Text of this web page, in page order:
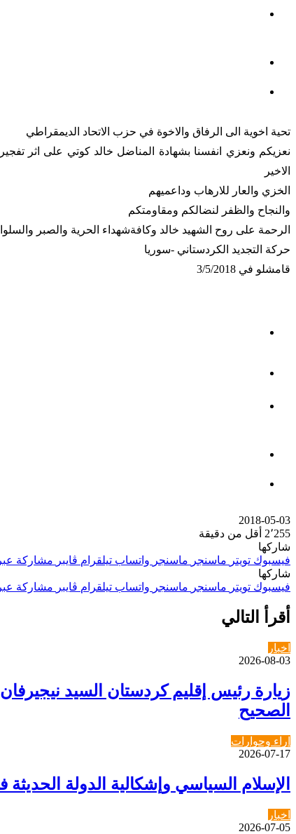
تحية اخوية الى الرفاق والاخوة في حزب الاتحاد الديمقراطي
نعزيكم ونعزي انفسنا بشهادة المناضل خالد كوتي على اثر
الاخير
الخزي والعار للارهاب وداعميهم
والنجاح والظفر لنضالكم ومقاومتكم
الرحمة على روح الشهيد خالد وكافةشهداء الحرية والصبر
حركة التجديد الكردستاني -سوريا
قامشلو في 3/5/2018
2018-05-03
2٬255 أقل من دقيقة
شاركها
فيسبوك تويتر ماسنجر ماسنجر واتساب تيلقرام ڤايبر مشاركة عبر
شاركها
فيسبوك تويتر ماسنجر ماسنجر واتساب تيلقرام ڤايبر مشاركة عبر
أقرأ التالي
اخبار
2026-08-03
زيارة رئيس إقليم كردستان السيد
الصحيح
اراء وحوارات
2026-07-17
الإسلام السياسي وإشكالية الدولة
اخبار
2026-07-05